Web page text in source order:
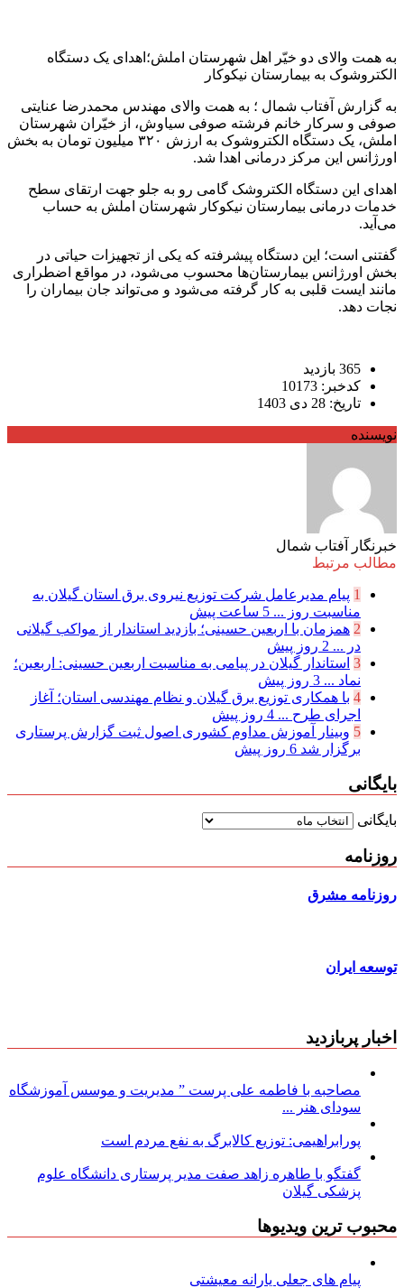
به همت والای دو خیّر اهل شهرستان املش؛اهدای یک دستگاه
الکتروشوک به بیمارستان نیکوکار
به گزارش آفتاب شمال ؛ به همت والای مهندس محمدرضا عنایتی
صوفی و سرکار خانم فرشته صوفی سیاوش، از خیّران شهرستان
املش، یک دستگاه الکتروشوک به ارزش ۳۲۰ میلیون تومان به بخش
اورژانس این مرکز درمانی اهدا شد.
اهدای این دستگاه الکتروشک گامی رو به جلو جهت ارتقای سطح
خدمات درمانی بیمارستان نیکوکار شهرستان املش به حساب
می‌آید.
گفتنی است؛ این دستگاه پیشرفته که یکی از تجهیزات حیاتی در
بخش اورژانس بیمارستان‌ها محسوب می‌شود، در مواقع اضطراری
مانند ایست قلبی به کار گرفته می‌شود و می‌تواند جان بیماران را
نجات دهد.
365 بازدید
کدخبر: 10173
تاریخ: 28 دی 1403
نویسنده
خبرنگار آفتاب شمال
مطالب مرتبط
1 پیام مدیرعامل شركت توزیع نیروی برق استان گیلان به
مناسبت روز ... 5 ساعت پیش
2 همزمان با اربعین حسینی؛ بازدید استاندار از مواکب گیلانی
در ... 2 روز پیش
3 استاندار گیلان در پیامی به مناسبت اربعین حسینی: اربعین؛
نماد ... 3 روز پیش
4 با همکاری توزیع برق گیلان و نظام مهندسی استان؛ آغاز
اجرای طرح ... 4 روز پیش
5 وبینار آموزش مداوم کشوری اصول ثبت گزارش پرستاری
برگزار شد 6 روز پیش
بایگانی
بایگانی
روزنامه
روزنامه مشرق
توسعه ایران
اخبار پربازدید
مصاحبه با فاطمه علی پرست ” مدیریت و موسس آموزشگاه
سودای هنر ...
پورابراهیمی: توزیع کالابرگ به نفع مردم است
گفتگو با طاهره زاهد صفت مدیر پرستاری دانشگاه علوم
پزشکی گیلان
محبوب ترین ویدیوها
پیام های جعلی یارانه معیشتی